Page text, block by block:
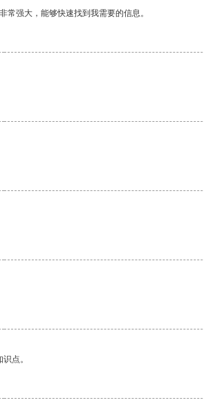
强大，能够快速找到我需要的信息。
点。